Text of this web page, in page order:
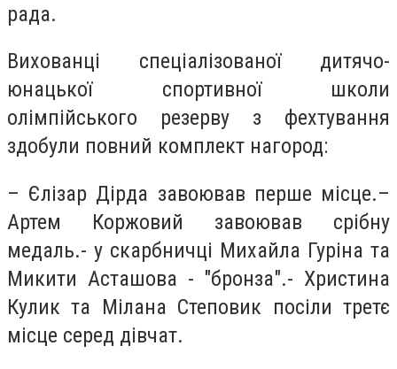
рада.
Вихованці спеціалізованої дитячо-
юнацької спортивної школи
олімпійського резерву з фехтування
здобули повний комплект нагород:
– Єлізар Дірда завоював перше місце.–
Артем Коржовий завоював срібну
медаль.- у скарбничці Михайла Гуріна та
Микити Асташова - "бронза".- Христина
Кулик та Мілана Степовик посіли третє
місце серед дівчат.